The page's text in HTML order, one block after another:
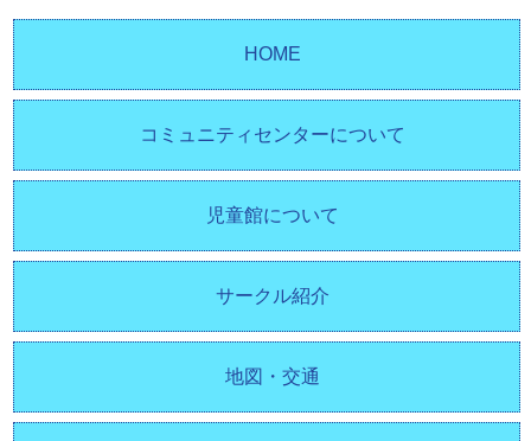
HOME
コミュニティセンターについて
児童館について
サークル紹介
地図・交通